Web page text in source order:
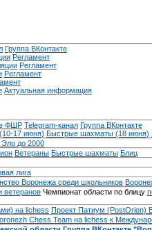
Группа ВКонтакте
Регламент
Регламент
Регламент
Актуальная информация
ФШР Telegram-канал Группа ВКонтакте
17 июня) Быстрые шахматы (18 июня)
Эло до 2000
Ветераны Быстрые шахматы Блиц
лига
Воронежа среди школьников
ветеранов Чемпионат области по блицу
на lichess Проект Патиум (PostOrion)
Chess Team на lichess к